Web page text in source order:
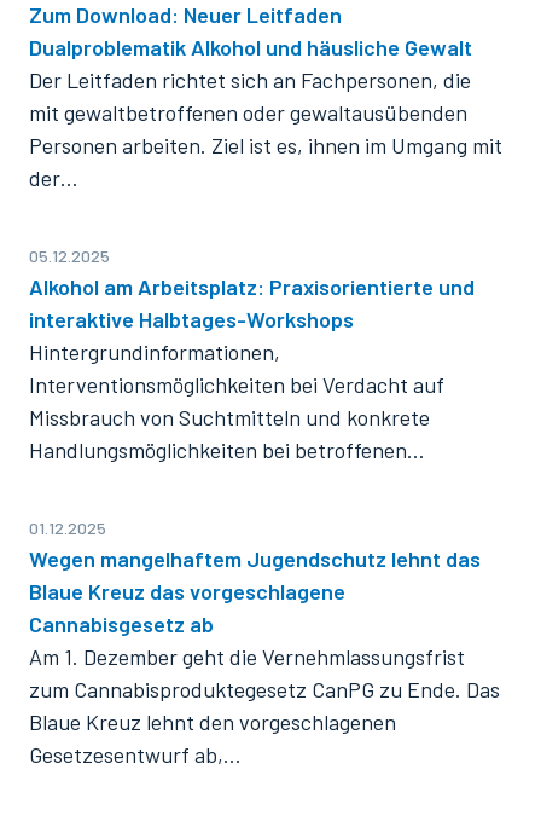
Zum Download: Neuer Leitfaden
Dualproblematik Alkohol und häusliche Gewalt
Der Leitfaden richtet sich an Fachpersonen, die
mit gewaltbetroffenen oder gewaltausübenden
Personen arbeiten. Ziel ist es, ihnen im Umgang mit
der…
05.12.2025
Alkohol am Arbeitsplatz: Praxisorientierte und
interaktive Halbtages-Workshops
Hintergrundinformationen,
Interventionsmöglichkeiten bei Verdacht auf
Missbrauch von Suchtmitteln und konkrete
Handlungsmöglichkeiten bei betroffenen…
01.12.2025
Wegen mangelhaftem Jugendschutz lehnt das
Blaue Kreuz das vorgeschlagene
Cannabisgesetz ab
Am 1. Dezember geht die Vernehmlassungsfrist
zum Cannabisproduktegesetz CanPG zu Ende. Das
Blaue Kreuz lehnt den vorgeschlagenen
Gesetzesentwurf ab,…